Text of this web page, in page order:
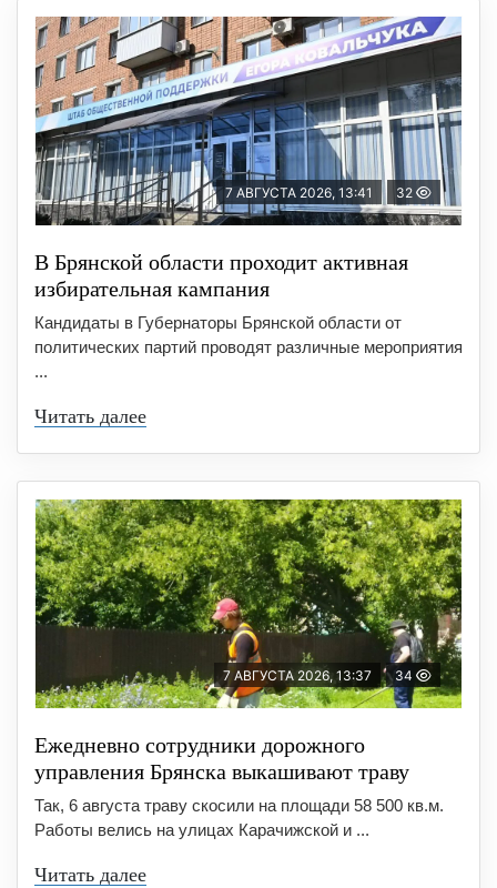
7 АВГУСТА 2026, 13:41 32
В Брянской области проходит активная
избирательная кампания
Кандидаты в Губернаторы Брянской области от
политических партий проводят различные мероприятия
...
Читать далее
7 АВГУСТА 2026, 13:37 34
Ежедневно сотрудники дорожного
управления Брянска выкашивают траву
Так, 6 августа траву скосили на площади 58 500 кв.м.
Работы велись на улицах Карачижской и ...
Читать далее